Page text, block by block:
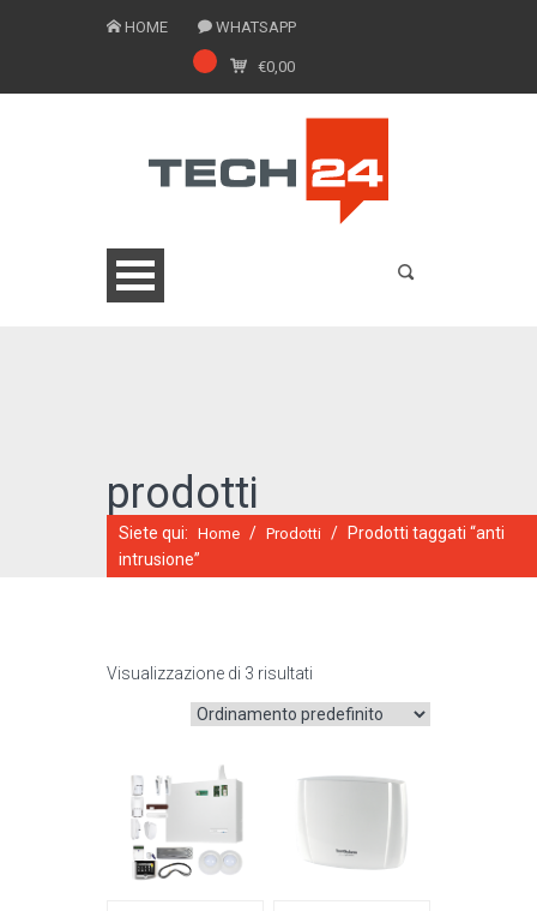
HOME WHATSAPP
€0,00
CATALOGO ONLINE
prodotti
Siete qui: Home / Prodotti /
Prodotti taggati “anti
intrusione”
Visualizzazione di 3 risultati